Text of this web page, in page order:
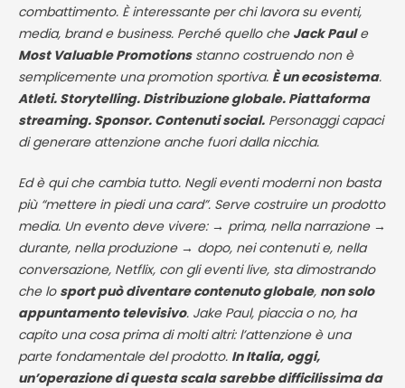
combattimento. È interessante per chi lavora su eventi,
media, brand e business. Perché quello che Jack Paule
Most Valuable Promotionsstanno costruendo non è
semplicemente una promotion sportiva. È un ecosistema.
Atleti. Storytelling. Distribuzione globale. Piattaforma
streaming. Sponsor. Contenuti social. Personaggi capaci
di generare attenzione anche fuori dalla nicchia.
Ed è qui che cambia tutto. Negli eventi moderni non basta
più “mettere in piedi una card”. Serve costruire un prodotto
media. Un evento deve vivere: → prima, nella narrazione →
durante, nella produzione → dopo, nei contenuti e, nella
conversazione, Netflix, con gli eventi live, sta dimostrando
che lo sport può diventare contenuto globale, non solo
appuntamento televisivo. Jake Paul, piaccia o no, ha
capito una cosa prima di molti altri: l’attenzione è una
parte fondamentale del prodotto. In Italia, oggi,
un’operazione di questa scala sarebbe difficilissima da